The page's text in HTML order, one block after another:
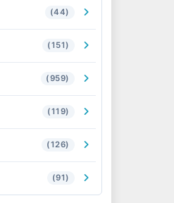
(44)
(151)
(959)
(119)
(126)
(91)